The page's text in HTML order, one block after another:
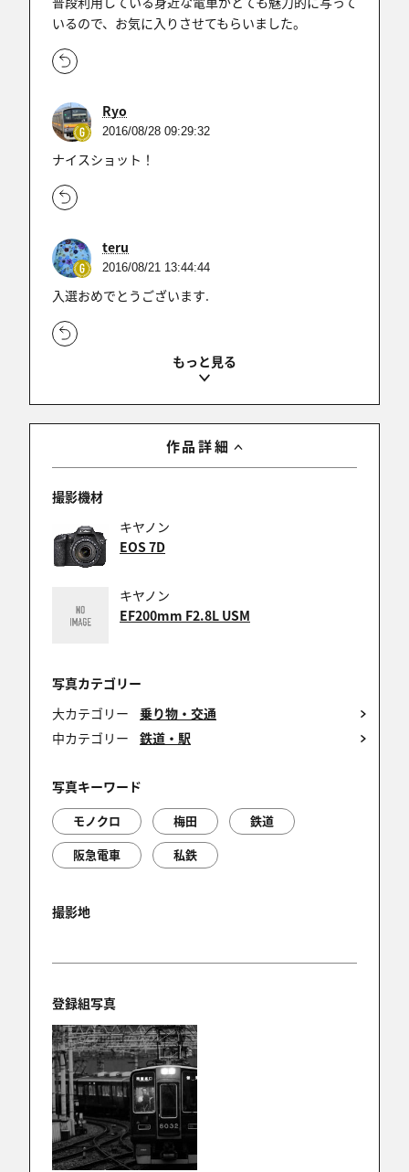
いるので、お気に入りさせてもらいました。
Ryo
2016/08/28 09:29:32
ナイスショット！
teru
2016/08/21 13:44:44
入選おめでとうございます.
2016/08/21 12:43:25
祝いのコメントどうもありがとうございます。
励みになります！
marko1521
入賞おめでとうございます(^o^)／
2016/08/20 15:03:54
阪急電車 懐かしいです 巧く捉えられてとてもい
佳作おめでとうございます
6件中 1〜6件目
作品詳細
撮影機材
キヤノン
EOS 7D
キヤノン
EF200mm F2.8L USM
写真カテゴリー
大カテゴリー
乗り物・交通
中カテゴリー
鉄道・駅
写真キーワード
モノクロ 梅田
鉄道
阪急電車
私鉄
撮影地
登録組写真